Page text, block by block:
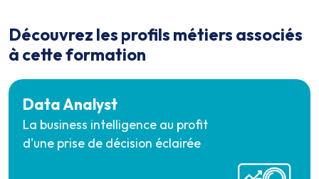
Découvrez les profils métiers associés
à cette formation
Data Analyst
La business intelligence au profit
d'une prise de décision éclairée